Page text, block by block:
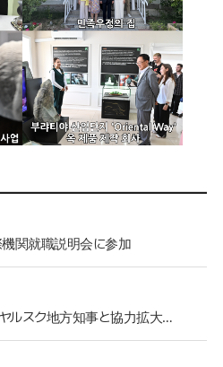
関就職説明会に参加
NEAR事務総長、クラスノヤルスク地方知事と協力拡大について協議